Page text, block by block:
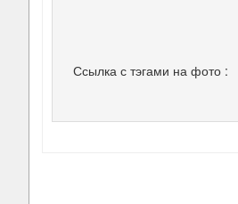
Ссылка с тэгами на фото :